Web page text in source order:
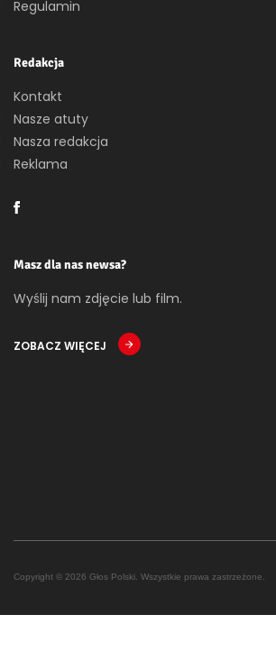
Regulamin
Redakcja
Kontakt
Nasze atuty
Nasza redakcja
Reklama
Masz dla nas newsa?
Wyślij nam zdjęcie lub film.
ZOBACZ WIĘCEJ
Copyright © 2026 Głos Polski. Wszystkie prawa zastrzeżone.